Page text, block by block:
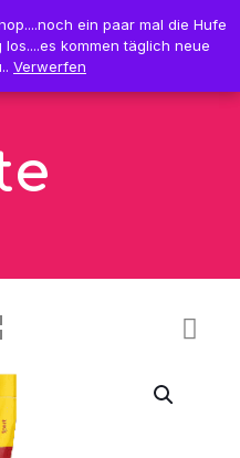
0 0,00 €
ein paar mal die Hufe
kommen täglich neue
Verwerfen
ein paar mal die Hufe
kommen täglich neue
Verwerfen